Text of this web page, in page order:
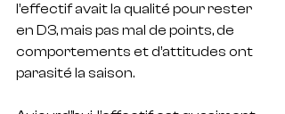
l’effectif avait la qualité pour rester
en D3, mais pas mal de points, de
comportements et d’attitudes ont
parasité la saison.